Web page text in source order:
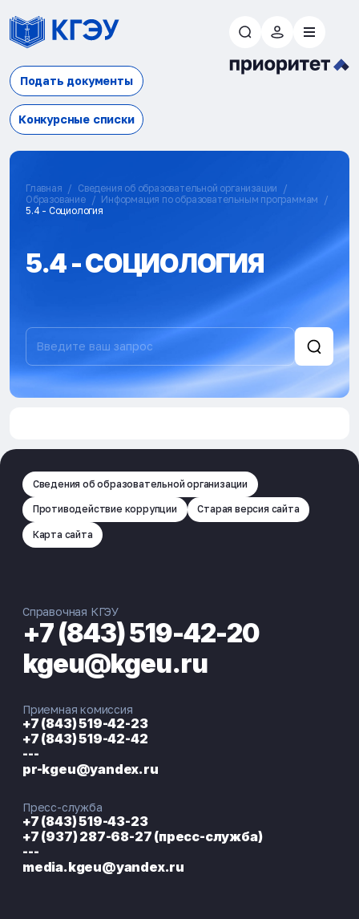
Подать документы
Конкурсные списки
Главная
Сведения об образовательной организации
Образование
Информация по образовательным программам
5.4 - Социология
5.4 - СОЦИОЛОГИЯ
Сведения об образовательной организации
Противодействие коррупции Старая версия сайта
Карта сайта
Справочная КГЭУ
+7 (843) 519-42-20
kgeu@kgeu.ru
Приемная комиссия
+7 (843) 519-42-23
+7 (843) 519-42-42
---
pr-kgeu@yandex.ru
Пресс-служба
+7 (843) 519-43-23
+7 (937) 287-68-27 (пресс-служба)
---
media.kgeu@yandex.ru